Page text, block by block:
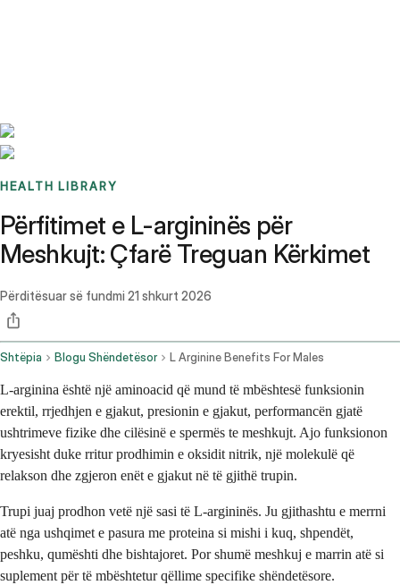
HEALTH LIBRARY
Përfitimet e L-argininës për
Meshkujt: Çfarë Treguan Kërkimet
Përditësuar së fundmi 21 shkurt 2026
Shtëpia Blogu Shëndetësor L Arginine Benefits For Males
L-arginina është një aminoacid që mund të mbështesë funksionin
erektil, rrjedhjen e gjakut, presionin e gjakut, performancën gjatë
ushtrimeve fizike dhe cilësinë e spermës te meshkujt. Ajo funksionon
kryesisht duke rritur prodhimin e oksidit nitrik, një molekulë që
relakson dhe zgjeron enët e gjakut në të gjithë trupin.
Trupi juaj prodhon vetë një sasi të L-argininës. Ju gjithashtu e merrni
atë nga ushqimet e pasura me proteina si mishi i kuq, shpendët,
peshku, qumështi dhe bishtajoret. Por shumë meshkuj e marrin atë si
suplement për të mbështetur qëllime specifike shëndetësore.